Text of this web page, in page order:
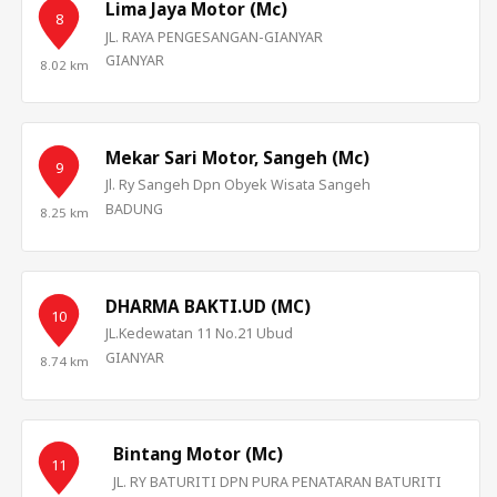
8
8.02 km
Lima Jaya Motor (Mc)
JL. RAYA PENGESANGAN-GIANYAR
GIANYAR
9
8.25 km
Mekar Sari Motor, Sangeh (Mc)
Jl. Ry Sangeh Dpn Obyek Wisata Sangeh
BADUNG
10
8.74 km
DHARMA BAKTI.UD (MC)
JL.Kedewatan 11 No.21 Ubud
GIANYAR
11 Bintang Motor (Mc)
JL. RY BATURITI DPN PURA PENATARAN BATURITI